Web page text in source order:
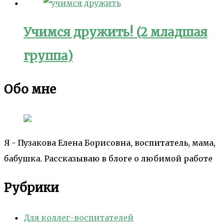
Учимся дружить! (2 младшая
группа)
Обо мне
Я - Пузакова Елена Борисовна, воспитатель, мама,
бабушка. Рассказываю в блоге о любимой работе
Рубрики
Для коллег-воспитателей